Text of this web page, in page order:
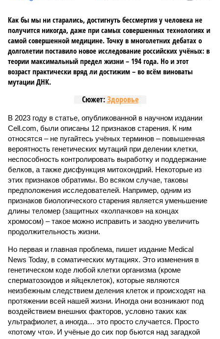
Как бы мы ни старались, достигнуть бессмертия у человека не
получится никогда, даже при самых совершенных технологиях и
самой совершенной медицине. Точку в многолетних дебатах о
долголетии поставило новое исследование российских учёных: в
теории максимальный предел жизни – 194 года. Но и этот
возраст практически вряд ли достижим – во всём виноваты
мутации ДНК.
Сюжет:Здоровье
В 2023 году в статье, опубликованной в научном издании
Cell.com, были описаны 12 признаков старения. К ним
относятся – не пугайтесь учёных терминов – повышенная
вероятность генетических мутаций при делении клетки,
неспособность контролировать выработку и поддержание
белков, а также дисфункция митохондрий. Некоторые из
этих признаков обратимы. Во всяком случае, таковы
предположения исследователей. Например, одним из
признаков биологического старения является уменьшение
длины теломер (защитных «колпачков» на концах
хромосом) – такое можно исправить и заодно увеличить
продолжительность жизни.
Но первая и главная проблема, пишет издание Medical
News Today, в соматических мутациях. Это изменения в
генетическом коде любой клетки организма (кроме
сперматозоидов и яйцеклеток), которые являются
неизбежным следствием деления клеток и происходят на
протяжении всей нашей жизни. Иногда они возникают под
воздействием внешних факторов, условно таких как
ультрафиолет, а иногда… это просто случается. Просто
«потому что». И учёные до сих пор бьются над загадкой